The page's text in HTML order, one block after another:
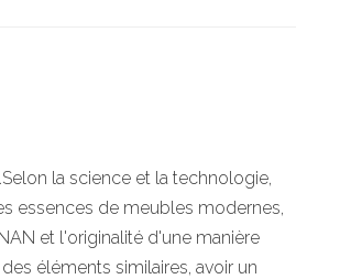
la science et la technologie,
essences de meubles modernes,
et l'originalité d'une manière
éléments similaires, avoir un